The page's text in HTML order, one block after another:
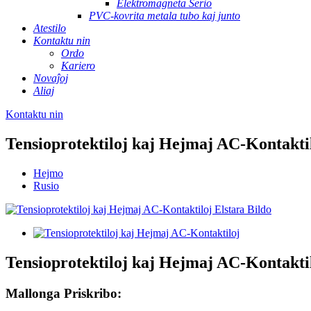
Elektromagneta Serio
PVC-kovrita metala tubo kaj junto
Atestilo
Kontaktu nin
Ordo
Kariero
Novaĵoj
Aliaj
Kontaktu nin
Tensioprotektiloj kaj Hejmaj AC-
Hejmo
Rusio
Tensioprotektiloj kaj Hejmaj AC-
Mallonga Priskribo: